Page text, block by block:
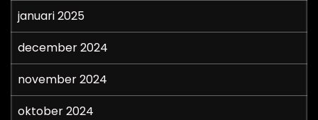
januari 2025
december 2024
november 2024
oktober 2024